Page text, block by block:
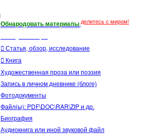
Обнародовать материалы делитесь с миром!
Статья, обзор, исследование
Книга
Художественная проза или поэзия
Запись в личном дневнике (блоге)
Фотодокументы
Файл(ы): PDF\DOC\RAR\ZIP и др.
Биография
Аудиокнига или иной звуковой файл